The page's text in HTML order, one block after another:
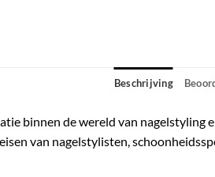
Beschrijving
binnen de wereld van
van nagelstylisten,